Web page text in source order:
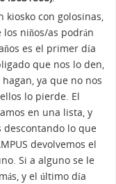
con golosinas,
los niños/as podrán
es el primer día
que nos lo den,
ya que no nos
lo pierde. El
en una lista, y
descontando lo que
devolvemos el
Si a alguno se le
y el último día